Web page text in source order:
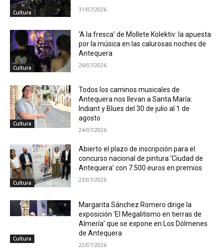
Cultura 31/07/2026
Cultura
‘A la fresca’ de Mollete Kolektiv: la apuesta
por la música en las calurosas noches de
Antequera
26/07/2026
Cultura
Todos los caminos musicales de
Antequera nos llevan a Santa María:
Indiant y Blues del 30 de julio al 1 de
agosto
24/07/2026
Cultura
Abierto el plazo de inscripción para el
concurso nacional de pintura ‘Ciudad de
Antequera’ con 7.500 euros en premios
23/07/2026
Cultura
Margarita Sánchez Romero dirige la
exposición ‘El Megalitismo en tierras de
Almería’ que se expone en Los Dólmenes
de Antequera
22/07/2026